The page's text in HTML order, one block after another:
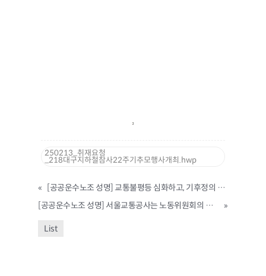
250213_취재요청
_218대구지하철참사22주기추모행사개최.hwp
«
[공공운수노조 성명] 교통불평등 심화하고, 기후정의 역행하는수도권 지하철 요금인상 즉각 철회하라
[공공운수노조 성명] 서울교통공사는 노동위원회의 부당해고 판정을 존중하고 무리한 행정소송을 즉각 취하하라
»
List